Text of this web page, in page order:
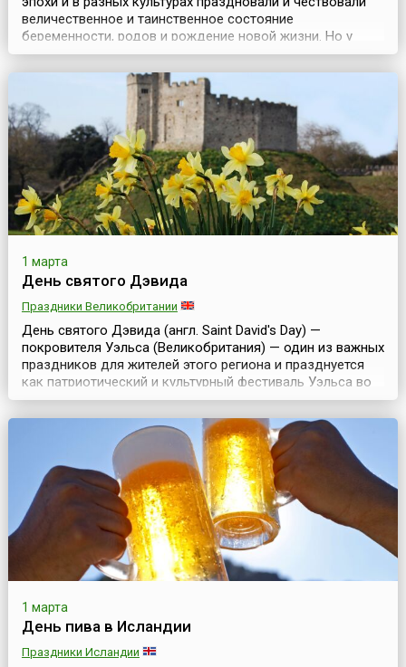
величественное и таинственное состояние
беременности, родов и рождение новой жизни. Но у
таких празднований был еще и дополнительный смысл
— это воспитание у женщины-матери внутренней силы и
уверенности в себе для того, чтобы вступить на
нелегкий путь воспитания ребенка и достойно его
пройти.Др...
1 марта
День святого Дэвида
Праздники Великобритании
День святого Дэвида (англ. Saint David's Day) —
покровителя Уэльса (Великобритания) — один из важных
праздников для жителей этого региона и празднуется
как патриотический и культурный фестиваль Уэльса во
всем мире. Чествовать святого будут не только
валлийцы, но и жители других стран, предки которых
жили в Уэльсе. В Нью-Йорке (США) небоскреб Эмпайр
Стейт Билдинг будет подсвечен в зелено-красно-бел...
1 марта
День пива в Исландии
Праздники Исландии